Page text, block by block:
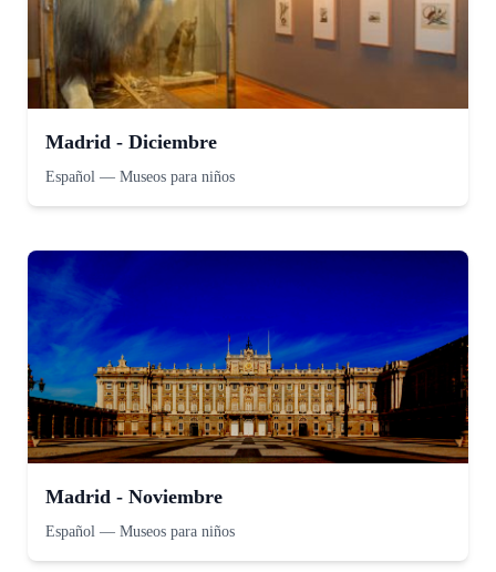
Madrid - Diciembre
Español — Museos para niños
Madrid - Noviembre
Español — Museos para niños